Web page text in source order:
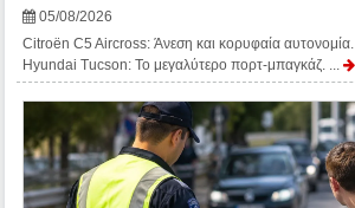
05/08/2026
Citroën C5 Aircross: Άνεση και κορυφαία αυτονομία.
Hyundai Tucson: Το μεγαλύτερο πορτ-μπαγκάζ. ...